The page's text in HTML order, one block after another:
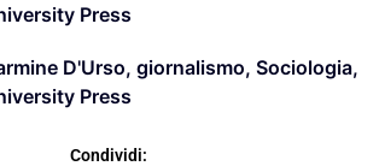
Press
D'Urso, giornalismo, Sociologia,
Press
Condividi: